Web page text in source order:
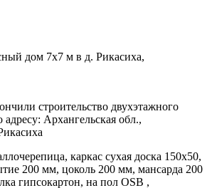
дом 7х7 м в д. Рикасиха,
строительство двухэтажного
адресу: Архангельская обл.,
каркас сухая доска 150х50,
200 мм, цоколь 200 мм, мансарда 200
гипсокартон, на пол OSB ,